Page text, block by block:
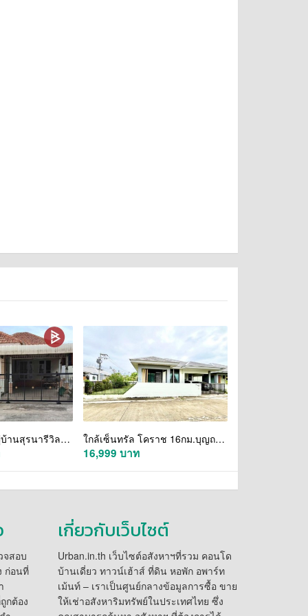
ขายบ้านเดี่ยว หมู่บ้านสุรนารีวิลล์ นครราชสีมา ใกล้เซ็นทรัล โคราช 16กม.บุญถาวร โคราช 2.7กม. บ้านเดี่ยวชั้นเดียวหัวมุม 3 นอน 2 น้ำ 72ตร.ว. 280ตร.ม.โซนจอหอ ใกล้รร.สุรนารีวิทยา 2.5 กม.
16,999 บาท
จสอบ
ก่อนที่
กต้อง
เกี่ยวกับเว็บไซต์
Urban.in.th เว็บไซต์อสังหาฯที่รวม คอนโด
บ้านเดี่ยว ทาวน์เฮ้าส์ ที่ดิน หอพัก อพาร์ท
เม้นท์ – เราเป็นศูนย์กลางข้อมูลการซื้อ ขาย
ให้เช่าอสังหาริมทรัพย์ในประเทศไทย ซึ่ง